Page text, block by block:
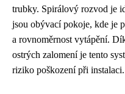
trubky. Spirálový rozvod je
jsou obývací pokoje, kde je
a rovnoměrnost vytápění.
ostrých zalomení je tento
riziko poškození při instalaci.